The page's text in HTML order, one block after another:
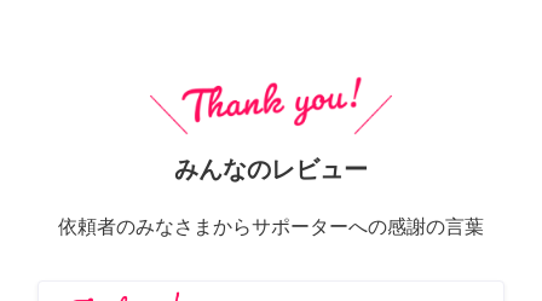
みんなのレビュー
依頼者のみなさまからサポーターへの感謝の言葉